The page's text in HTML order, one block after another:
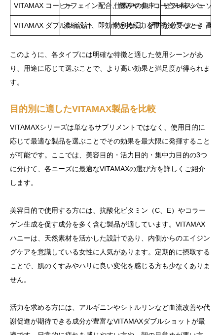
VITAMAX コーヒーカフェイン配合、飲みやすいコーヒー味
仕事中の集中、リフレッシュ
ビジネスパーソン
VITAMAX ダブルショット濃縮設計、即効性と持続力を重視
特別な日、活力が必要なとき
リピーター、高
このように、各タイプには明確な特徴と適した使用シーンがあ
り、用途に応じて選ぶことで、より高い効果と満足度が得られま
す。
目的別に適したVITAMAX製品を比較
VITAMAXシリーズは単なるサプリメントではなく、使用目的に
応じて最適な製品を選ぶことでその効果を最大限に発揮すること
が可能です。ここでは、美容目的・活力目的・集中力目的の3つ
に分けて、各ニーズに最適なVITAMAXの選び方を詳しくご紹介
します。
美容目的で使用する方には、抗酸化ビタミン（C、E）やコラー
ゲン生成を促す成分を多く含む製品が適しています。VITAMAX
ハニーは、天然素材を活かした設計であり、内側からのエイジン
グケアを意識している女性に人気があります。定期的に摂取する
ことで、肌のくすみやハリに良い変化を感じる方も少なくありま
せん。
活力を求める方には、アルギニンやシトルリンなど血流改善や代
謝促進が期待できる成分が豊富なVITAMAXダブルショットが最